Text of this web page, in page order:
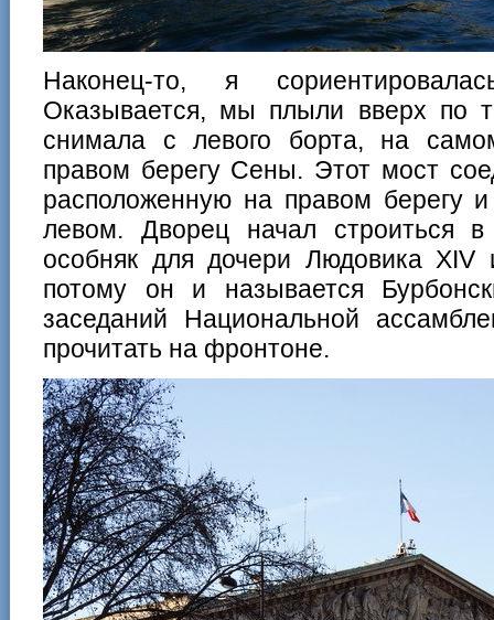
Наконец-то, я
Оказывается, мы плыли вверх по
снимала с левого борта, на
правом берегу Сены. Этот мост
расположенную на правом берегу
левом. Дворец начал строиться в
особняк для дочери Людовика
потому он и называется
заседаний Национальной
прочитать на фронтоне.